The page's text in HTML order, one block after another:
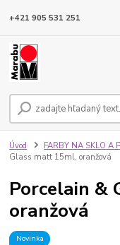
+421 905 531 251
Úvod FARBY NA SKLO A
Glass matt 15ml, oranžová
Porcelain &
oranžová
Novinka